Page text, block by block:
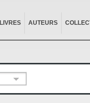
LIVRES AUTEURS